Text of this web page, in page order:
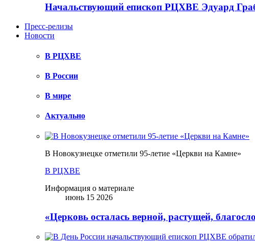
Начальствующий епископ РЦХВЕ Эдуард
Пресс-релизы
Новости
В РЦХВЕ
В России
В мире
Актуально
В Новокузнецке отметили 95-летие «Церкви на Камне»
В РЦХВЕ
Информация о материале
июнь 15 2026
«Церковь осталась верной, растущей,